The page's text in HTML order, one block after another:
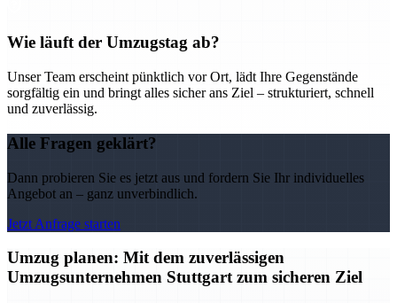
Wie läuft der Umzugstag ab?
Unser Team erscheint pünktlich vor Ort, lädt Ihre Gegenstände
sorgfältig ein und bringt alles sicher ans Ziel – strukturiert, schnell
und zuverlässig.
Alle Fragen geklärt?
Dann probieren Sie es jetzt aus und fordern Sie Ihr individuelles
Angebot an – ganz unverbindlich.
Jetzt Anfrage starten
Umzug planen: Mit dem zuverlässigen
Umzugsunternehmen Stuttgart zum sicheren Ziel